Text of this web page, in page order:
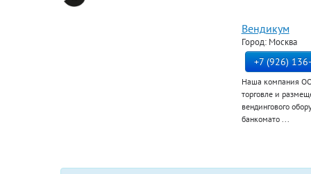
Вендикум
Город: Москва
+7 (926)
Наша компания
торговле и
вендингового
банкомато ...